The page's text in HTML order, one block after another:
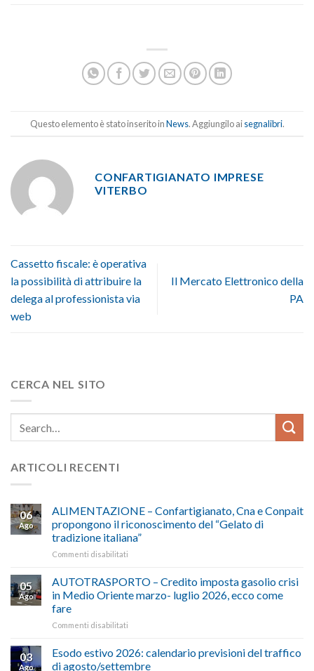
Questo elemento è stato inserito inNews. Aggiungilo aisegnalibri.
CONFARTIGIANATO IMPRESE
VITERBO
Cassetto fiscale: è operativa
la possibilità di attribuire la
delega al professionista via
web
Il Mercato Elettronico della
PA
CERCA NEL SITO
ARTICOLI RECENTI
06
Ago
ALIMENTAZIONE – Confartigianato, Cna e Conpait
propongono il riconoscimento del “Gelato di
tradizione italiana”
Commenti disabilitati
–
Confartigianato,
Cna
il
riconoscimento
05
Ago
AUTOTRASPORTO – Credito imposta gasolio crisi
in Medio Oriente marzo- luglio 2026, ecco come
fare
Commenti disabilitati
–
Credito
03
Ago
Esodo estivo 2026: calendario previsioni del traffico
di agosto/settembre